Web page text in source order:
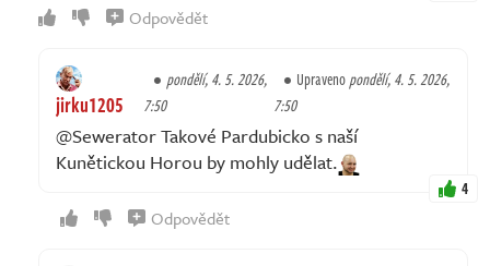
Odpovědět
jirku1205
pondělí, 4. 5. 2026,
7:50
Upravenopondělí, 4. 5. 2026,
7:50
@Sewerator Takové Pardubicko s naší
Kunětickou Horou by mohly udělat.
4
Odpovědět